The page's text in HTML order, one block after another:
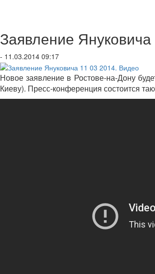
Заявление
- 11.03.2014 09:17
Новое заявление в Ростове-на-Дону
Киеву). Пресс-конференция состоится